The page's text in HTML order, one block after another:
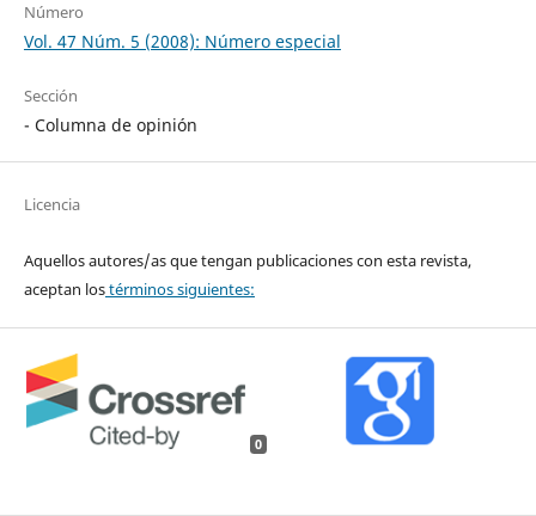
Número
Vol. 47 Núm. 5 (2008): Número especial
Sección
- Columna de opinión
Licencia
Aquellos autores/as que tengan publicaciones con esta revista,
aceptan lostérminos siguientes:
0